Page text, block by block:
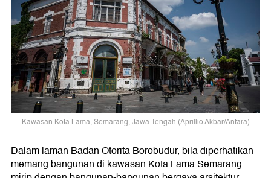
Kawasan Kota Lama, Semarang, Jawa Tengah (Aprillio Akbar/Antara)
Dalam laman Badan Otorita Borobudur, bila diperhatikan
memang bangunan di kawasan Kota Lama Semarang